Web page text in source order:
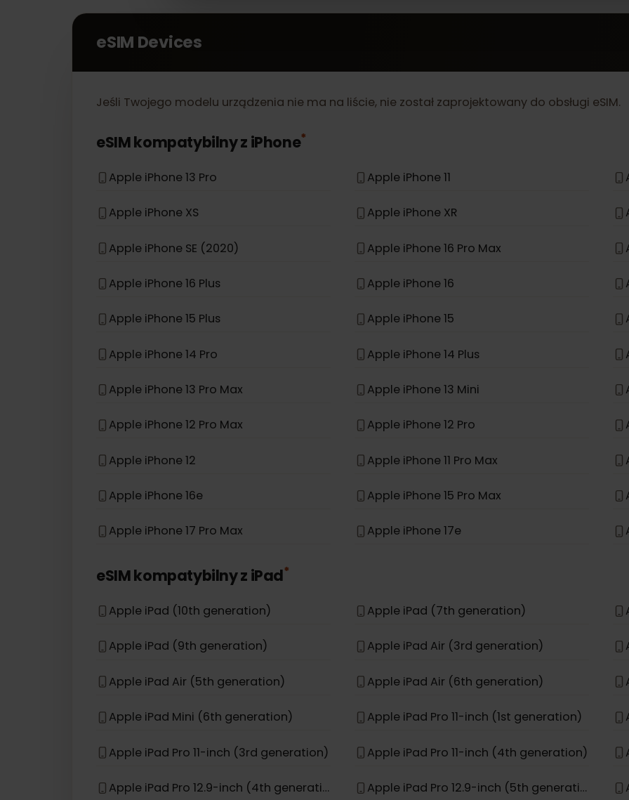
eSIM
Nasze karty eSIM działają również z następującymi
eSIM Devices
eSIM kompatybilny z
Apple iPhone 13 Pro Apple iPhone 11
Apple iPhone XS Apple iPhone XR
Apple iPhone SE (2020) Apple iPhone 16 Pro Max
Apple iPhone 16 Plus Apple iPhone 16
Apple iPhone 15 Plus Apple iPhone 15
Apple iPhone 14 Pro Apple iPhone 14 Plus
Apple iPhone 13 Pro Max Apple iPhone 13 Mini
Apple iPhone 12 Pro Max Apple iPhone 12 Pro
Apple iPhone 12
Apple iPhone 16e Apple iPhone 15 Pro Max
Apple iPhone 17 Pro Max Apple iPhone 17e